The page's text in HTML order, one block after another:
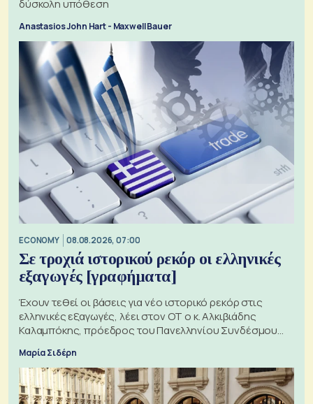
δύσκολη υπόθεση
Anastasios John Hart - Maxwell Bauer
ECONOMY 08.08.2026, 07:00
Σε τροχιά ιστορικού ρεκόρ οι ελληνικές
εξαγωγές [γραφήματα]
Έχουν τεθεί οι βάσεις για νέο ιστορικό ρεκόρ στις
ελληνικές εξαγωγές, λέει στον ΟΤ ο κ. Αλκιβιάδης
Καλαμπόκης, πρόεδρος του Πανελληνίου Συνδέσμου
Μαρία Σιδέρη